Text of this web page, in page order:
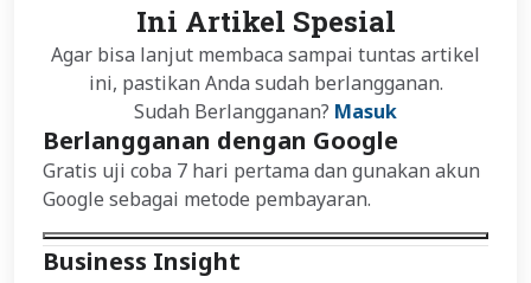
Ini Artikel Spesial
Agar bisa lanjut membaca sampai tuntas artikel
ini, pastikan Anda sudah berlangganan.
Sudah Berlangganan? Masuk
Berlangganan dengan Google
Gratis uji coba 7 hari pertama dan gunakan akun
Google sebagai metode pembayaran.
Business Insight